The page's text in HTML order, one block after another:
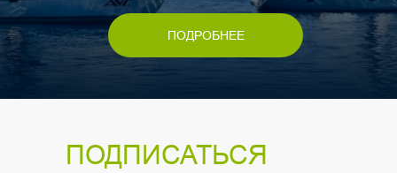
ПОДРОБНЕЕ
ПОДПИСАТЬСЯ